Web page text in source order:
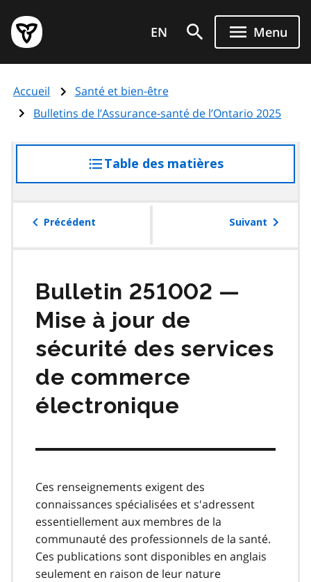
au
contenu
principal
Page
d'accueil
de
l'Ontario
EN Menu
Accueil
Santé et bien-être
Bulletins de l’Assurance-santé de l’Ontario 2025
Table des matières
à
table
Précédent Suivant
Bulletin 251002 —
Mise à jour de
sécurité des services
de commerce
électronique
Ces renseignements exigent des
connaissances spécialisées et s'adressent
essentiellement aux membres de la
communauté des professionnels de la santé.
Ces publications sont disponibles en anglais
seulement en raison de leur nature